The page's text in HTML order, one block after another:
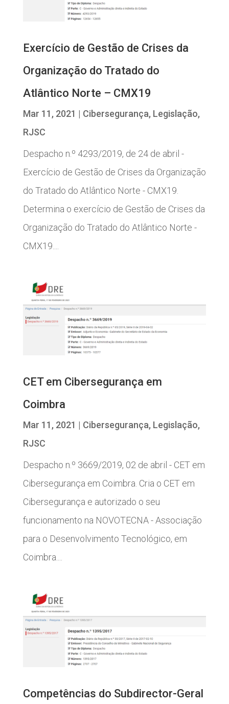
Exercício de Gestão de Crises da
Organização do Tratado do
Atlântico Norte – CMX19
Mar 11, 2021 | Cibersegurança, Legislação,
RJSC
Despacho n.º 4293/2019, de 24 de abril -
Exercício de Gestão de Crises da Organização
do Tratado do Atlântico Norte - CMX19.
Determina o exercício de Gestão de Crises da
Organização do Tratado do Atlântico Norte -
CMX19....
CET em Cibersegurança em
Coimbra
Mar 11, 2021 | Cibersegurança, Legislação,
RJSC
Despacho n.º 3669/2019, 02 de abril - CET em
Cibersegurança em Coimbra. Cria o CET em
Cibersegurança e autorizado o seu
funcionamento na NOVOTECNA - Associação
para o Desenvolvimento Tecnológico, em
Coimbra....
Competências do Subdirector-Geral